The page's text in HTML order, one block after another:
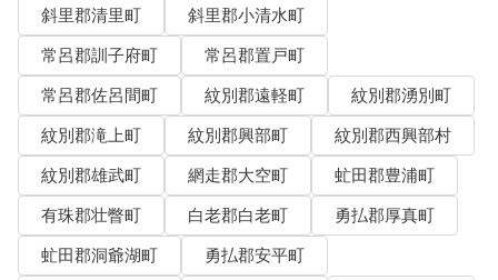
斜里郡清里町
斜里郡小清水町
常呂郡訓子府町
常呂郡置戸町
常呂郡佐呂間町
紋別郡遠軽町
紋別郡湧別町
紋別郡滝上町
紋別郡興部町
紋別郡西興部村
紋別郡雄武町
網走郡大空町
虻田郡豊浦町
有珠郡壮瞥町
白老郡白老町
勇払郡厚真町
虻田郡洞爺湖町
勇払郡安平町